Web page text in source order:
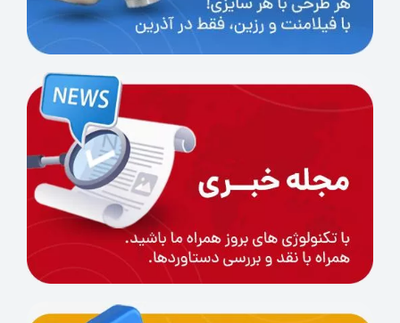
چرا از رزین سخت به جای رزین استاندارد
استفاده کنیم؟
اگر بدنبال استحکام و دوام بیشتری هستید اولین
قدم انتخاب رزین های سخت یا همان ABS است. هر
چند که تنوع رنگ پایین تری نسبت به رزین های
مدلسازی دارند ولی پارامتر های مکانیکی قوی تری از
خود نشان می دهند. رزین هارد به دلیل سختی و
استحکام بالا, مقاومت بیشتری در برابر شکنندگی و
خوردگی از خود نشان می دهد و برای انجام عملیات
مکانیکی همچون قلاویز کاری و سوراخکاری مناسب تر
هست. رزین سخت ایسان خواص مکانیکی بالایی
دارد و نسبت به رزین شفاف و استاندارد دارای دقت